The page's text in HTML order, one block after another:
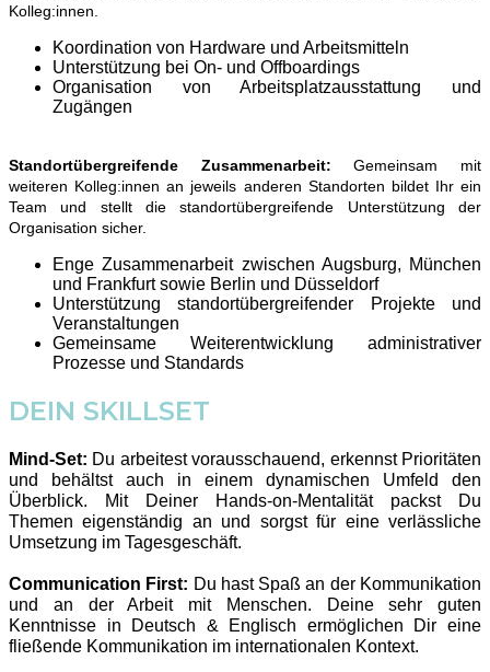
Kolleg:innen.
Koordination von Hardware und Arbeitsmitteln
Unterstützung bei On- und Offboardings
Organisation von Arbeitsplatzausstattung und
Zugängen
Standortübergreifende Zusammenarbeit:Gemeinsam mit
weiteren Kolleg:innen an jeweils anderen Standorten bildet Ihr ein
Team und stellt die standortübergreifende Unterstützung der
Organisation sicher.
Enge Zusammenarbeit zwischen Augsburg, München
und Frankfurt sowie Berlin und Düsseldorf
Unterstützung standortübergreifender Projekte und
Veranstaltungen
Gemeinsame Weiterentwicklung administrativer
Prozesse und Standards
DEIN SKILLSET
Mind-Set: Du arbeitest vorausschauend, erkennst Prioritäten
und behältst auch in einem dynamischen Umfeld den
Überblick. Mit Deiner Hands-on-Mentalität packst Du
Themen eigenständig an und sorgst für eine verlässliche
Umsetzung im Tagesgeschäft.
Communication First: Du hast Spaß an der Kommunikation
und an der Arbeit mit Menschen. Deine sehr guten
Kenntnisse in Deutsch & Englisch ermöglichen Dir eine
fließende Kommunikation im internationalen Kontext.